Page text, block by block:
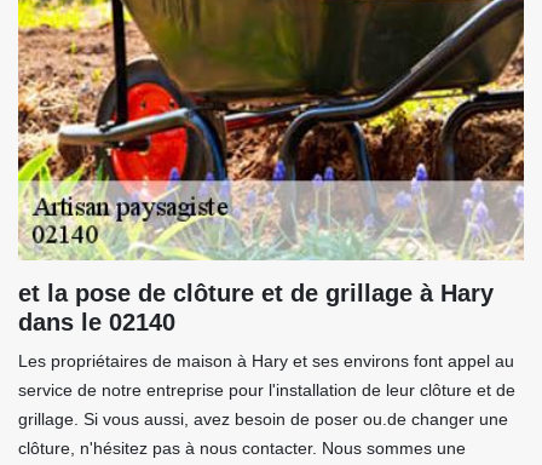
et la pose de clôture et de grillage à Hary
dans le 02140
Les propriétaires de maison à Hary et ses environs font appel au
service de notre entreprise pour l'installation de leur clôture et de
grillage. Si vous aussi, avez besoin de poser ou.de changer une
clôture, n'hésitez pas à nous contacter. Nous sommes une